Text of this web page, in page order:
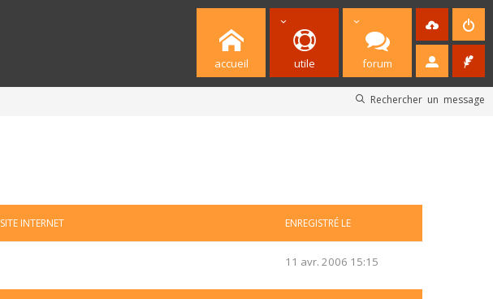
accueil utile forum
Rechercher un message
SITE INTERNET ENREGISTRÉ LE
11 avr. 2006 15:15